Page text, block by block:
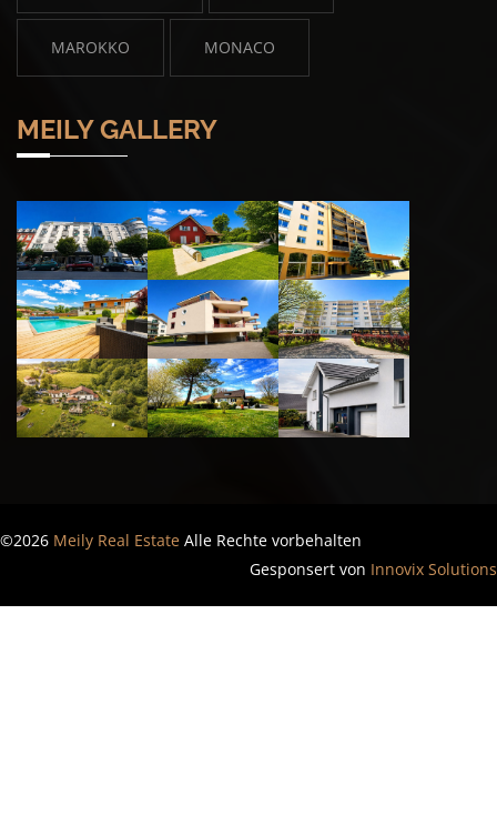
MAROKKO MONACO
MEILY GALLERY
©2026 Meily Real Estate Alle Rechte vorbehalten
Gesponsert von Innovix Solutions